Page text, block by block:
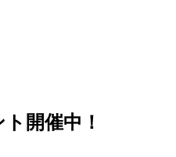
開催中！